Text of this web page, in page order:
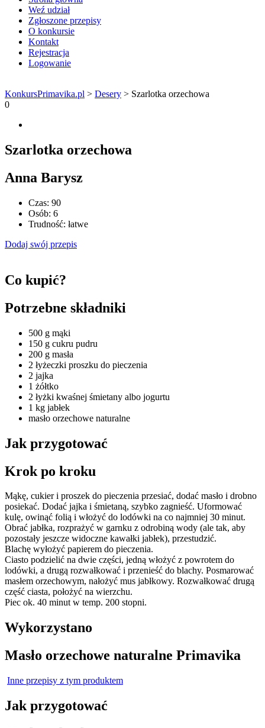
Weź udział
Zgłoszone przepisy
O konkursie
Kontakt
Rejestracja
Logowanie
KonkursPrimavika.pl > Desery > Szarlotka orzechowa
0
Szarlotka orzechowa
Anna Barysz
Czas: 90
Osób: 6
Trudność: łatwe
Dodaj swój przepis
Co kupić?
Potrzebne składniki
500 g mąki
150 g cukru pudru
200 g masła
2 łyżeczki proszku do pieczenia
2 jajka
1 żółtko
2 łyżki kwaśnej śmietany albo jogurtu
1 kg jabłek
masło orzechowe naturalne
Jak przygotować
Krok po kroku
Mąkę, cukier i proszek do pieczenia przesiać, dodać masło i drobno
posiekać. Dodać jajka i śmietaną, szybko zagnieść. Uformować
kulę, owinąć folią i włożyć do lodówki na co najmniej 30 minut.
Obrać jabłka, rozprażyć w garnku z odrobiną wody (ale tak, aby
pozostały jeszcze widoczne kawałki jabłek), przestudzić.
Blachę wyłożyć papierem do pieczenia.
Ciasto podzielić na dwie części, jedną włożyć z powrotem do
lodówki, a drugą rozwałkować i przenieść do blachy. Posmarować
masłem orzechowym, nałożyć mus jabłkowy. Rozwałkować drugą
część ciasta, położyć na wierzchu.
Piec ok. 40 minut w temp. 200 stopni.
Wykorzystano
Masło orzechowe naturalne Primavika
Inne przepisy z tym produktem
Jak przygotować